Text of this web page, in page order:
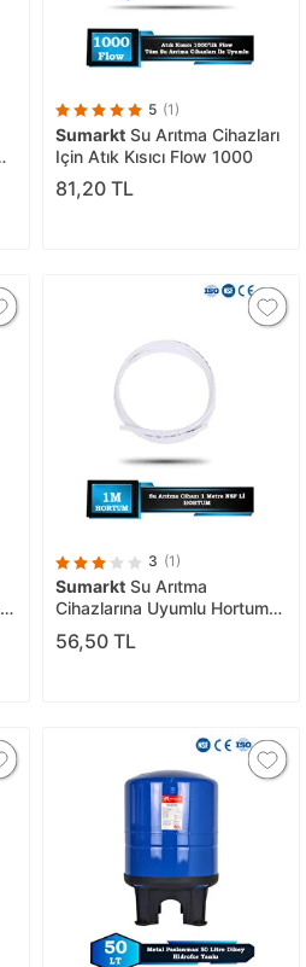
5 (1)
Sumarkt Su Arıtma Cihazları
Için Atık Kısıcı Flow 1000
81,20 TL
3 (1)
Sumarkt Su Arıtma
Cihazlarına Uyumlu Hortum
(1 Metre)
56,50 TL